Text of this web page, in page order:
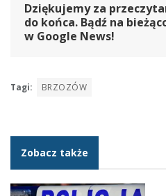
Dziękujemy za
do końca. Bądź na
w Google News!
Tagi: BRZOZÓW
Zobacz także